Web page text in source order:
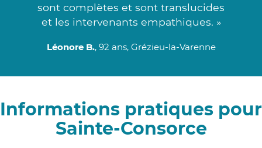
sont complètes et sont translucides
et les intervenants empathiques. »
Léonore B., 92 ans, Grézieu-la-Varenne
Informations pratiques pour
Sainte-Consorce